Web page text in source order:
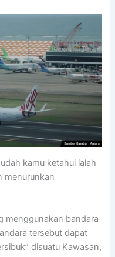
kamu ketahui ialah
menurunkan
menggunakan bandara
tersebut dapat
disuatu Kawasan,